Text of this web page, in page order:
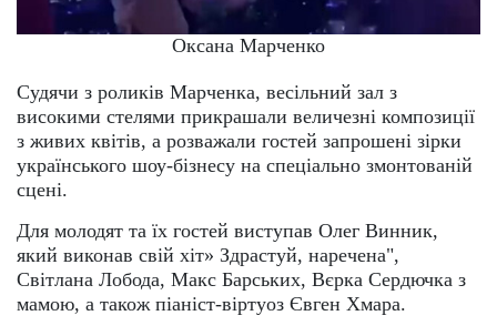
Оксана Марченко
Судячи з роликів Марченка, весільний зал з
високими стелями прикрашали величезні композиції
з живих квітів, а розважали гостей запрошені зірки
українського шоу-бізнесу на спеціально змонтованій
сцені.
Для молодят та їх гостей виступав Олег Винник,
який виконав свій хіт» Здрастуй, наречена",
Світлана Лобода, Макс Барських, Вєрка Сердючка з
мамою, а також піаніст-віртуоз Євген Хмара.